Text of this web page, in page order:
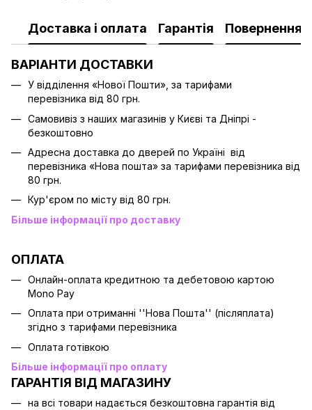
Доставка і оплата Гарантія Повернення
ВАРІАНТИ ДОСТАВКИ
У відділення «Нової Пошти», за тарифами
перевізника від 80 грн.
Cамовивіз з наших магазинів у Києві та Дніпрі -
безкоштовно
Адресна доставка до дверей по Україні від
перевізника «Нова пошта» за тарифами перевізника від
80 грн.
Кур'єром по місту від 80 грн.
Більше інформації про доставку
ОПЛАТА
Онлайн-оплата кредитною та дебетовою картою
Mono Pay
Оплата при отриманні ''Нова Пошта'' (післяплата)
згідно з тарифами перевізника
Оплата готівкою
Більше інформації про оплату
ГАРАНТІЯ ВІД МАГАЗИНУ
на всі товари надається безкоштовна гарантія від